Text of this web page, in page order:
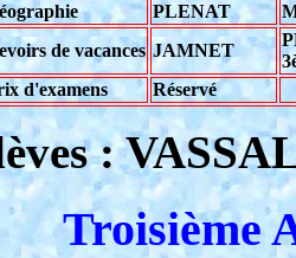
PLENAT
de vacances JAMNET
d'examens
Réservé
:
Troisième